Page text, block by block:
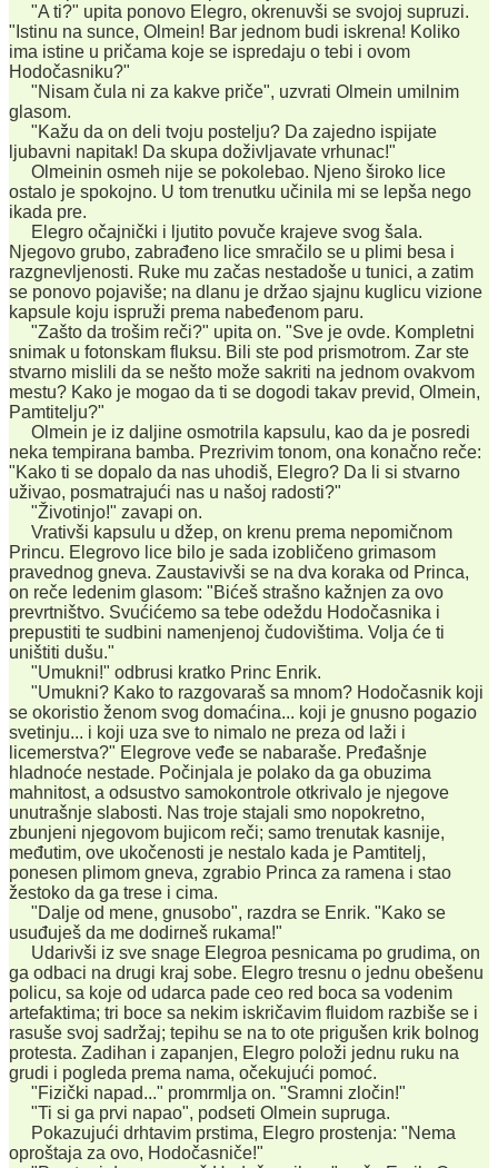
"A ti?" upita ponovo Elegro, okrenuvši se svojoj supruzi.
"Istinu na sunce, Olmein! Bar jednom budi iskrena! Koliko
ima istine u pričama koje se ispredaju o tebi i ovom
Hodočasniku?"
"Nisam čula ni za kakve priče", uzvrati Olmein umilnim
glasom.
"Kažu da on deli tvoju postelju? Da zajedno ispijate
ljubavni napitak! Da skupa doživljavate vrhunac!"
Olmeinin osmeh nije se pokolebao. Njeno široko lice
ostalo je spokojno. U tom trenutku učinila mi se lepša nego
ikada pre.
Elegro očajnički i ljutito povuče krajeve svog šala.
Njegovo grubo, zabrađeno lice smračilo se u plimi besa i
razgnevljenosti. Ruke mu začas nestadoše u tunici, a zatim
se ponovo pojaviše; na dlanu je držao sjajnu kuglicu vizione
kapsule koju ispruži prema nabeđenom paru.
"Zašto da trošim reči?" upita on. "Sve je ovde. Kompletni
snimak u fotonskam fluksu. Bili ste pod prismotrom. Zar ste
stvarno mislili da se nešto može sakriti na jednom ovakvom
mestu? Kako je mogao da ti se dogodi takav previd, Olmein,
Pamtitelju?"
Olmein je iz daljine osmotrila kapsulu, kao da je posredi
neka tempirana bamba. Prezrivim tonom, ona konačno reče:
"Kako ti se dopalo da nas uhodiš, Elegro? Da li si stvarno
uživao, posmatrajući nas u našoj radosti?"
"Životinjo!" zavapi on.
Vrativši kapsulu u džep, on krenu prema nepomičnom
Princu. Elegrovo lice bilo je sada izobličeno grimasom
pravednog gneva. Zaustavivši se na dva koraka od Princa,
on reče ledenim glasom: "Bićeš strašno kažnjen za ovo
prevrtništvo. Svućićemo sa tebe odeždu Hodočasnika i
prepustiti te sudbini namenjenoj čudovištima. Volja će ti
uništiti dušu."
"Umukni!" odbrusi kratko Princ Enrik.
"Umukni? Kako to razgovaraš sa mnom? Hodočasnik koji
se okoristio ženom svog domaćina... koji je gnusno pogazio
svetinju... i koji uza sve to nimalo ne preza od laži i
licemerstva?" Elegrove veđe se nabaraše. Pređašnje
hladnoće nestade. Počinjala je polako da ga obuzima
mahnitost, a odsustvo samokontrole otkrivalo je njegove
unutrašnje slabosti. Nas troje stajali smo nopokretno,
zbunjeni njegovom bujicom reči; samo trenutak kasnije,
međutim, ove ukočenosti je nestalo kada je Pamtitelj,
ponesen plimom gneva, zgrabio Princa za ramena i stao
žestoko da ga trese i cima.
"Dalje od mene, gnusobo", razdra se Enrik. "Kako se
usuđuješ da me dodirneš rukama!"
Udarivši iz sve snage Elegroa pesnicama po grudima, on
ga odbaci na drugi kraj sobe. Elegro tresnu o jednu obešenu
policu, sa koje od udarca pade ceo red boca sa vodenim
artefaktima; tri boce sa nekim iskričavim fluidom razbiše se i
rasuše svoj sadržaj; tepihu se na to ote prigušen krik bolnog
protesta. Zadihan i zapanjen, Elegro položi jednu ruku na
grudi i pogleda prema nama, očekujući pomoć.
"Fizički napad..." promrmlja on. "Sramni zločin!"
"Ti si ga prvi napao", podseti Olmein supruga.
Pokazujući drhtavim prstima, Elegro prostenja: "Nema
oproštaja za ovo, Hodočasniče!"